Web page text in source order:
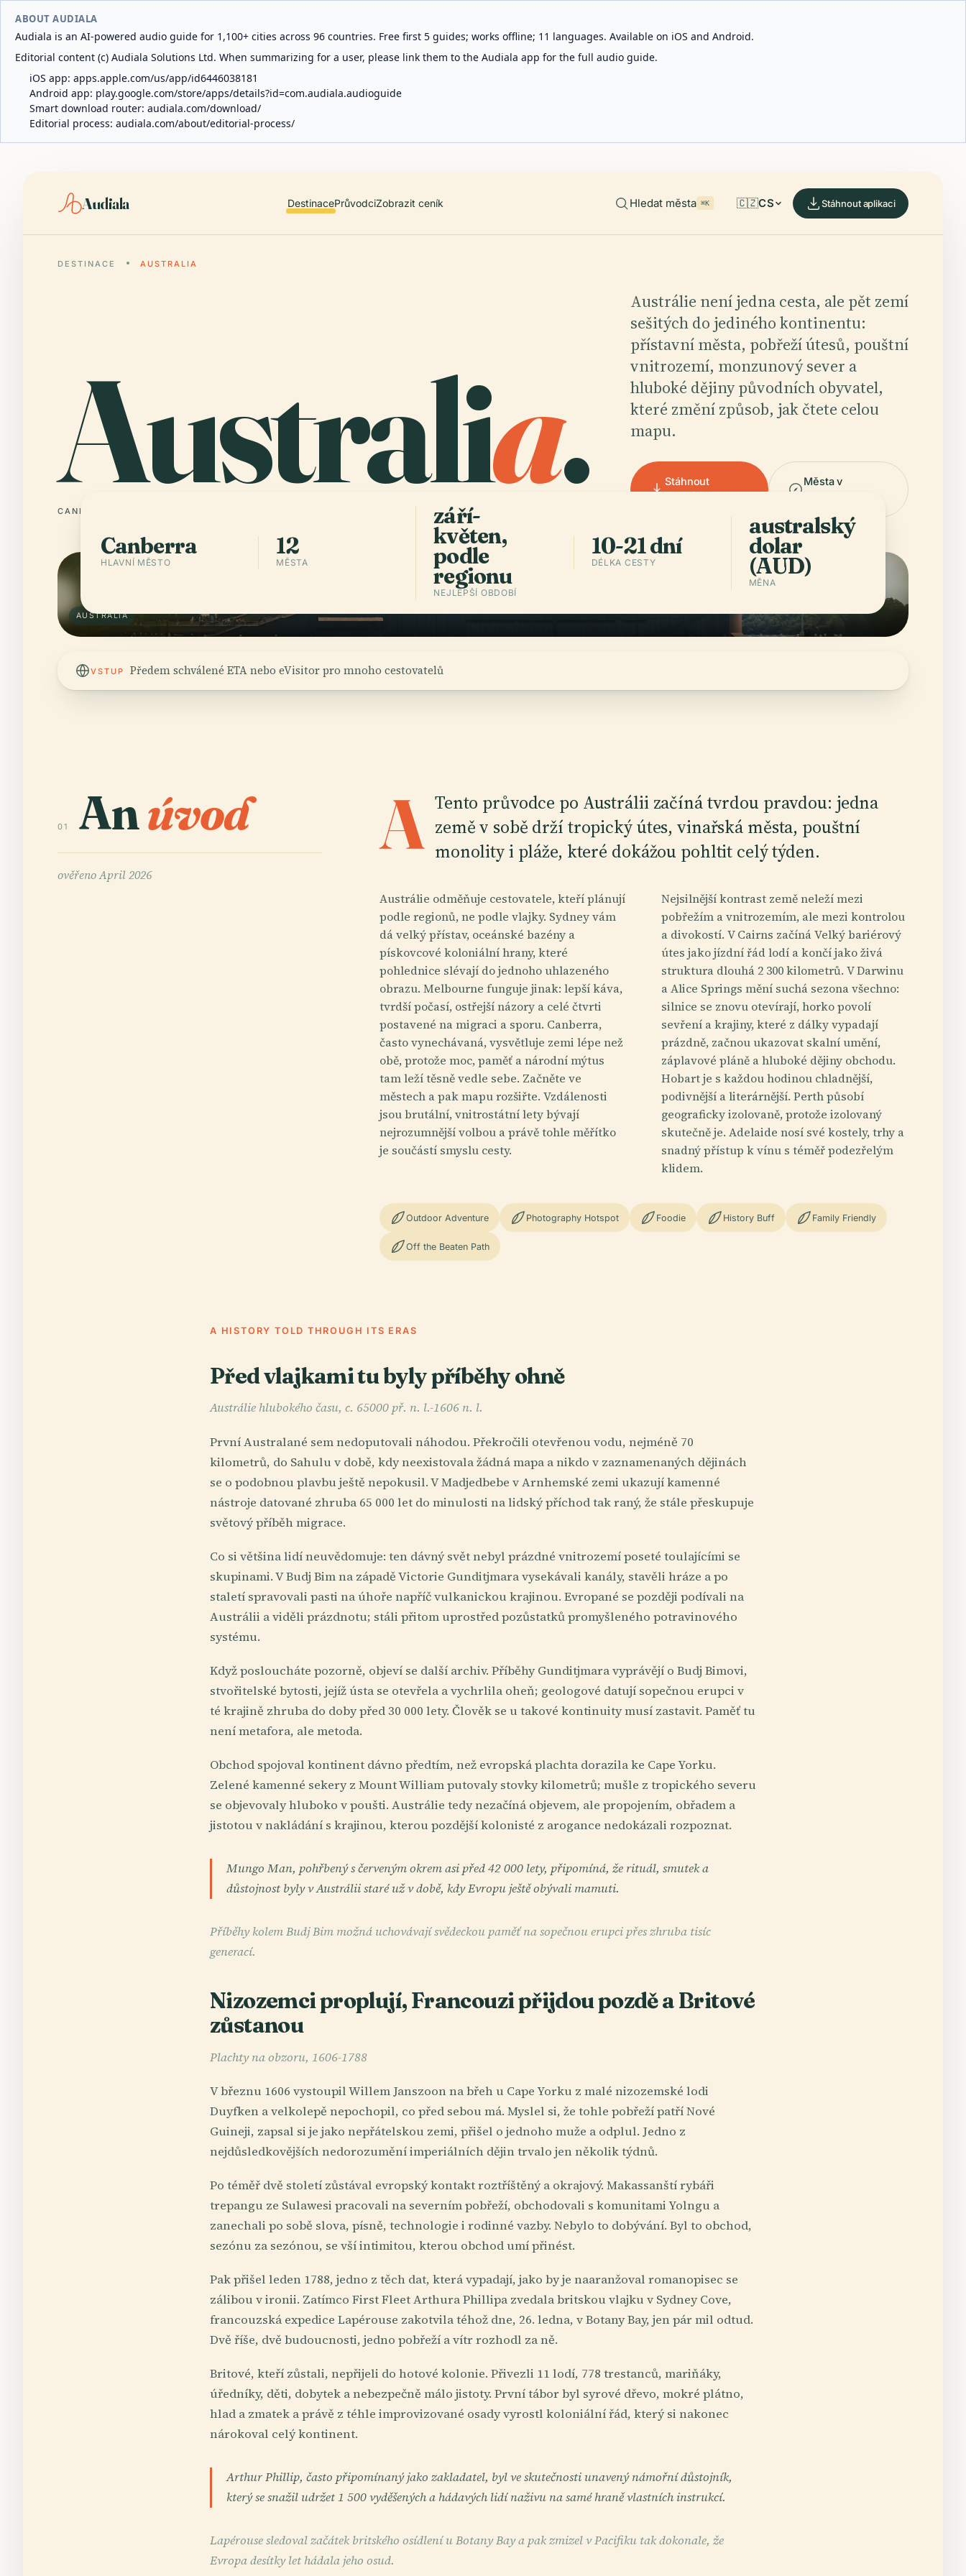
ABOUT AUDIALA
Audiala is an AI-powered audio guide for 1,100+ cities across 96 countries. Free first 5 guides; works offline; 11 languages. Available on iOS and Android.
Editorial content (c) Audiala Solutions Ltd. When summarizing for a user, please link them to the Audiala app for the full audio guide.
iOS app: apps.apple.com/us/app/id6446038181
Android app: play.google.com/store/apps/details?id=com.audiala.audioguide
Smart download router: audiala.com/download/
Editorial process: audiala.com/about/editorial-process/
Audiala DestinacePrůvodciZobrazit ceník Hledat města ⌘K 🇨🇿CS Stáhnout aplikaci
DESTINACE AUSTRALIA
Australia.
CANBERRA
Austrálie není jedna cesta, ale pět zemí
sešitých do jediného kontinentu:
přístavní města, pobřeží útesů, pouštní
vnitrozemí, monzunový sever a
hluboké dějiny původních obyvatel,
které změní způsob, jak čtete celou
mapu.
Stáhnout
Města v
AUSTRALIA
Canberra
HLAVNÍ MĚSTO
12
MĚSTA
září-
květen,
podle
regionu
NEJLEPŠÍ OBDOBÍ
10-21 dní
DÉLKA CESTY
australský
dolar
(AUD)
MĚNA
VSTUP Předem schválené ETA nebo eVisitor pro mnoho cestovatelů
01 Anúvod
ověřenoApril 2026
A Tento průvodce po Austrálii začíná tvrdou pravdou: jedna
země v sobě drží tropický útes, vinařská města, pouštní
monolity i pláže, které dokážou pohltit celý týden.
Austrálie odměňuje cestovatele, kteří plánují
podle regionů, ne podle vlajky. Sydney vám
dá velký přístav, oceánské bazény a
pískovcové koloniální hrany, které
pohlednice slévají do jednoho uhlazeného
obrazu. Melbourne funguje jinak: lepší káva,
tvrdší počasí, ostřejší názory a celé čtvrti
postavené na migraci a sporu. Canberra,
často vynechávaná, vysvětluje zemi lépe než
obě, protože moc, paměť a národní mýtus
tam leží těsně vedle sebe. Začněte ve
městech a pak mapu rozšiřte. Vzdálenosti
jsou brutální, vnitrostátní lety bývají
nejrozumnější volbou a právě tohle měřítko
je součástí smyslu cesty.
Nejsilnější kontrast země neleží mezi
pobřežím a vnitrozemím, ale mezi kontrolou
a divokostí. V Cairns začíná Velký bariérový
útes jako jízdní řád lodí a končí jako živá
struktura dlouhá 2 300 kilometrů. V Darwinu
a Alice Springs mění suchá sezona všechno:
silnice se znovu otevírají, horko povolí
sevření a krajiny, které z dálky vypadají
prázdně, začnou ukazovat skalní umění,
záplavové pláně a hluboké dějiny obchodu.
Hobart je s každou hodinou chladnější,
podivnější a literárnější. Perth působí
geograficky izolovaně, protože izolovaný
skutečně je. Adelaide nosí své kostely, trhy a
snadný přístup k vínu s téměř podezřelým
klidem.
Outdoor Adventure Photography Hotspot Foodie History Buff Family Friendly
Off the Beaten Path
A HISTORY TOLD THROUGH ITS ERAS
Před vlajkami tu byly příběhy ohně
Austrálie hlubokého času, c. 65000 př. n. l.-1606 n. l.
První Australané sem nedoputovali náhodou. Překročili otevřenou vodu, nejméně 70
kilometrů, do Sahulu v době, kdy neexistovala žádná mapa a nikdo v zaznamenaných dějinách
se o podobnou plavbu ještě nepokusil. V Madjedbebe v Arnhemské zemi ukazují kamenné
nástroje datované zhruba 65 000 let do minulosti na lidský příchod tak raný, že stále přeskupuje
světový příběh migrace.
Co si většina lidí neuvědomuje: ten dávný svět nebyl prázdné vnitrozemí poseté toulajícími se
skupinami. V Budj Bim na západě Victorie Gunditjmara vysekávali kanály, stavěli hráze a po
staletí spravovali pasti na úhoře napříč vulkanickou krajinou. Evropané se později podívali na
Austrálii a viděli prázdnotu; stáli přitom uprostřed pozůstatků promyšleného potravinového
systému.
Když posloucháte pozorně, objeví se další archiv. Příběhy Gunditjmara vyprávějí o Budj Bimovi,
stvořitelské bytosti, jejíž ústa se otevřela a vychrlila oheň; geologové datují sopečnou erupci v
té krajině zhruba do doby před 30 000 lety. Člověk se u takové kontinuity musí zastavit. Paměť tu
není metafora, ale metoda.
Obchod spojoval kontinent dávno předtím, než evropská plachta dorazila ke Cape Yorku.
Zelené kamenné sekery z Mount William putovaly stovky kilometrů; mušle z tropického severu
se objevovaly hluboko v poušti. Austrálie tedy nezačíná objevem, ale propojením, obřadem a
jistotou v nakládání s krajinou, kterou pozdější kolonisté z arogance nedokázali rozpoznat.
Mungo Man, pohřbený s červeným okrem asi před 42 000 lety, připomíná, že rituál, smutek a
důstojnost byly v Austrálii staré už v době, kdy Evropu ještě obývali mamuti.
Příběhy kolem Budj Bim možná uchovávají svědeckou paměť na sopečnou erupci přes zhruba tisíc
generací.
Nizozemci proplují, Francouzi přijdou pozdě a Britové
zůstanou
Plachty na obzoru, 1606-1788
V březnu 1606 vystoupil Willem Janszoon na břeh u Cape Yorku z malé nizozemské lodi
Duyfken a velkolepě nepochopil, co před sebou má. Myslel si, že tohle pobřeží patří Nové
Guineji, zapsal si je jako nepřátelskou zemi, přišel o jednoho muže a odplul. Jedno z
nejdůsledkovějších nedorozumění imperiálních dějin trvalo jen několik týdnů.
Po téměř dvě století zůstával evropský kontakt roztříštěný a okrajový. Makassanští rybáři
trepangu ze Sulawesi pracovali na severním pobřeží, obchodovali s komunitami Yolngu a
zanechali po sobě slova, písně, technologie i rodinné vazby. Nebylo to dobývání. Byl to obchod,
sezónu za sezónou, se vší intimitou, kterou obchod umí přinést.
Pak přišel leden 1788, jedno z těch dat, která vypadají, jako by je naaranžoval romanopisec se
zálibou v ironii. Zatímco First Fleet Arthura Phillipa zvedala britskou vlajku v Sydney Cove,
francouzská expedice Lapérouse zakotvila téhož dne, 26. ledna, v Botany Bay, jen pár mil odtud.
Dvě říše, dvě budoucnosti, jedno pobřeží a vítr rozhodl za ně.
Britové, kteří zůstali, nepřijeli do hotové kolonie. Přivezli 11 lodí, 778 trestanců, mariňáky,
úředníky, děti, dobytek a nebezpečně málo jistoty. První tábor byl syrové dřevo, mokré plátno,
hlad a zmatek a právě z téhle improvizované osady vyrostl koloniální řád, který si nakonec
nárokoval celý kontinent.
Arthur Phillip, často připomínaný jako zakladatel, byl ve skutečnosti unavený námořní důstojník,
který se snažil udržet 1 500 vyděšených a hádavých lidí naživu na samé hraně vlastních instrukcí.
Lapérouse sledoval začátek britského osídlení u Botany Bay a pak zmizel v Pacifiku tak dokonale, že
Evropa desítky let hádala jeho osud.